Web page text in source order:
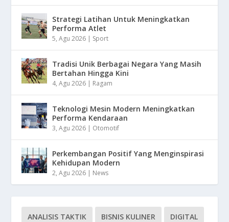
Strategi Latihan Untuk Meningkatkan
Performa Atlet
5, Agu 2026 | Sport
Tradisi Unik Berbagai Negara Yang Masih
Bertahan Hingga Kini
4, Agu 2026 | Ragam
Teknologi Mesin Modern Meningkatkan
Performa Kendaraan
3, Agu 2026 | Otomotif
Perkembangan Positif Yang Menginspirasi
Kehidupan Modern
2, Agu 2026 | News
ANALISIS TAKTIK BISNIS KULINER DIGITAL